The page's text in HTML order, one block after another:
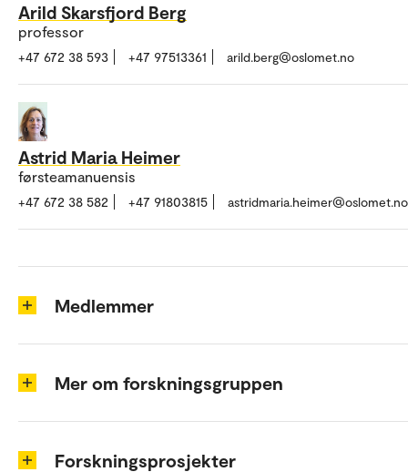
Arild Skarsfjord Berg
professor
+47 672 38 593 +47 97513361 arild.berg@oslomet.no
Astrid Maria Heimer
førsteamanuensis
+47 672 38 582 +47 91803815 astridmaria.heimer@oslomet.no
Medlemmer
Mer om forskningsgruppen
Forskningsprosjekter